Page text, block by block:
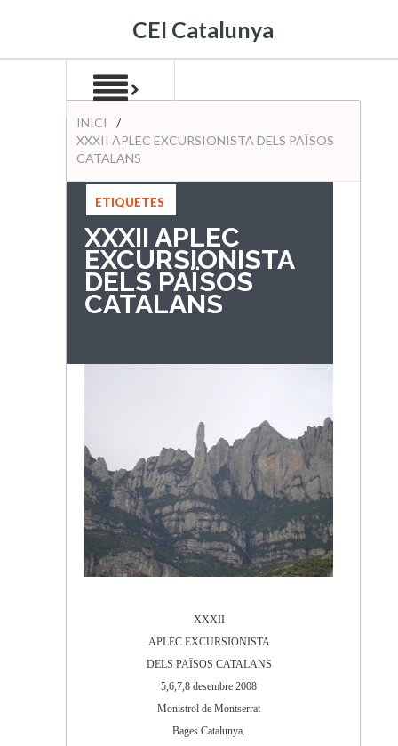
CEI Catalunya
INICI
/
XXXII APLEC EXCURSIONISTA DELS PAÏSOS
CATALANS
ETIQUETES
:
XXXII APLEC
EXCURSIONISTA
DELS PAÏSOS
CATALANS
XXXII
APLEC EXCURSIONISTA
DELS PAÏSOS CATALANS
5,6,7,8 desembre 2008
Monistrol de Montserrat
Bages Catalunya.